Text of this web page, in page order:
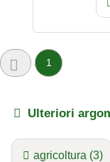
1
Ulteriori
agricoltura (3)